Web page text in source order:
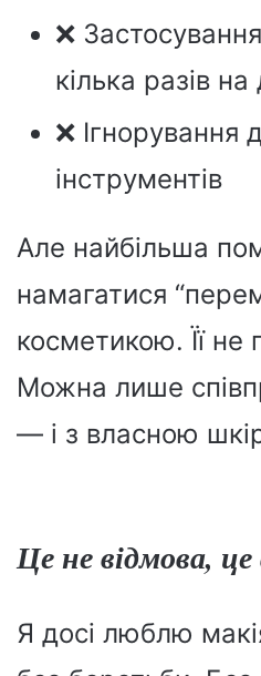
❌
кілька разів на
❌ Ігнорування
інструментів
Але найбільша
намагатися
косметикою. Її
Можна лише
— і з власною
Це не відмова, це
Я досі люблю